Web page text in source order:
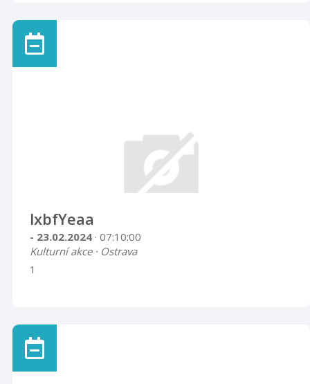
lxbfYeaa
- 23.02.2024 · 07:10:00
Kulturní akce · Ostrava
1